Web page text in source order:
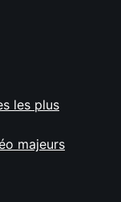
les plus
majeurs